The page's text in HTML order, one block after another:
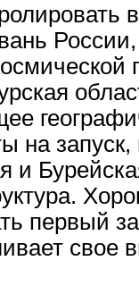
на
и
первый
свое